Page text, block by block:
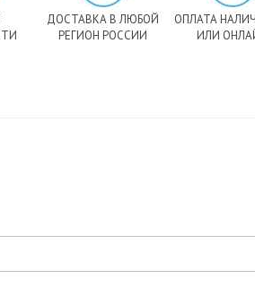
ДОСТАВКА В ЛЮБОЙ
РЕГИОН РОССИИ
ОПЛАТА
ИЛИ